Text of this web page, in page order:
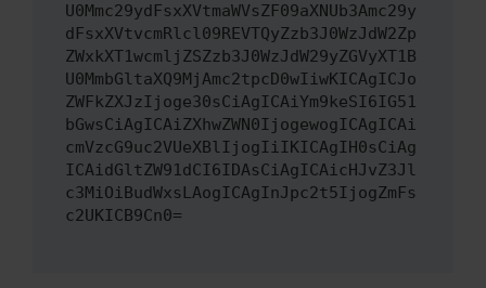
U0Mmc29ydFsxXVtmaWVsZF09aXNUb3Amc29y
dFsxXVtvcmRlcl09REVTQyZzb3J0WzJdW2Zp
ZWxkXT1wcmljZSZzb3J0WzJdW29yZGVyXT1B
U0MmbGltaXQ9MjAmc2tpcD0wIiwKICAgICJo
ZWFkZXJzIjoge30sCiAgICAiYm9keSI6IG51
bGwsCiAgICAiZXhwZWN0IjogewogICAgICAi
cmVzcG9uc2VUeXBlIjogIiIKICAgIH0sCiAg
ICAidGltZW91dCI6IDAsCiAgICAicHJvZ3Jl
c3MiOiBudWxsLAogICAgInJpc2t5IjogZmFs
c2UKICB9Cn0=